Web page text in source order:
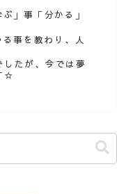
」事「分かる」
事を教わり、人
たが、今では夢
☆